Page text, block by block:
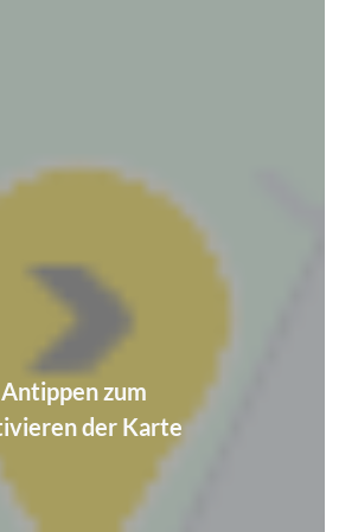
Antippen zum
der Karte